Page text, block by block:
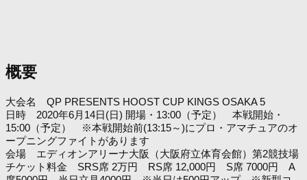
概要
大会名 QP PRESENTS HOOST CUP KINGS OSAKA 5
日時 2020年6月14日(日) 開場・13:00（予定） 本戦開始・
15:00（予定） ※本戦開始前(13:15～)にプロ・アマチュアのオ
ープニングファイトがあります
会場 エディオンアリーナ大阪（大阪府立体育会館）第2競技場
チケット料金 SRS席 2万円 RS席 12,000円 S席 7000円 A